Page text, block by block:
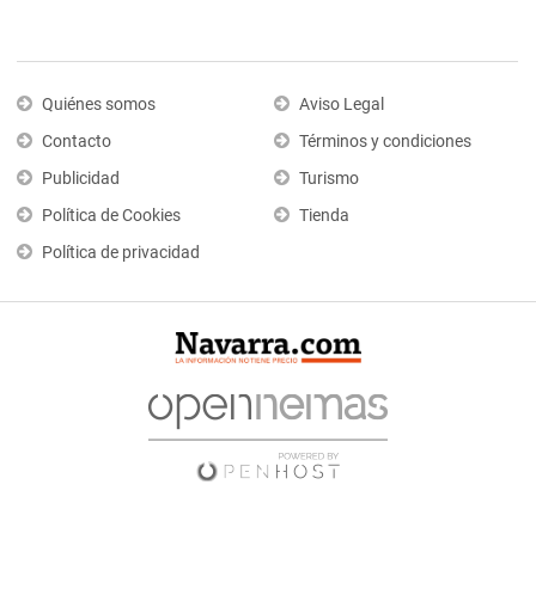
Quiénes somos
Contacto
Publicidad
Política de Cookies
Política de privacidad
Aviso Legal
Términos y condiciones
Turismo
Tienda